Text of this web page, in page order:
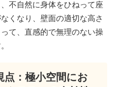
不自然に身体をひねって座
くなり、壁面の適切な高さ
て、直感的で無理のない操
：極小空間にお